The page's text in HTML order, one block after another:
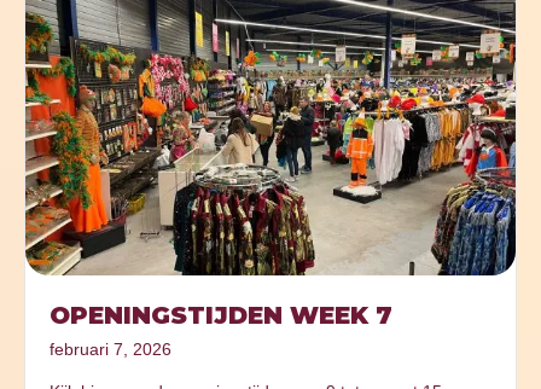
OPENINGSTIJDEN WEEK 7
februari 7, 2026